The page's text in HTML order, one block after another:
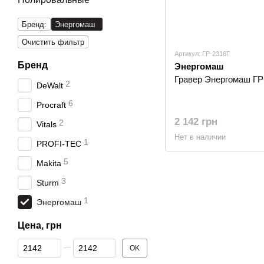
Артикул: ГР-2316Г
Энергомаш
Гравер Энергомаш
2 142 грн
Нет в наличии
Бренд:
Энергомаш
Очистить фильтр
Бренд
DeWalt 2
Procraft 6
Vitals 2
PROFI-TEC 1
Makita 5
Sturm 3
Энергомаш 1
Цена, грн
От Цена, грн
До Цена, грн OK